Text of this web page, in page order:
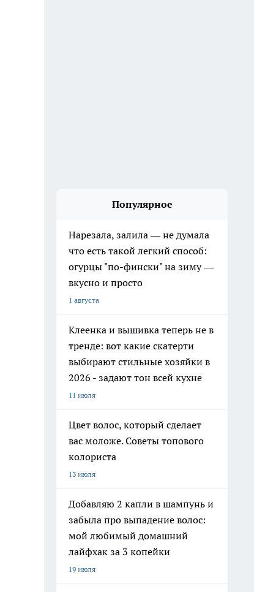
Популярное
Нарезала, залила — не думала
что есть такой легкий способ:
огурцы "по-фински" на зиму —
вкусно и просто
1 августа
Клеенка и вышивка теперь не в
тренде: вот какие скатерти
выбирают стильные хозяйки в
2026 - задают тон всей кухне
11 июля
Цвет волос, который сделает
вас моложе. Советы топового
колориста
13 июля
Добавляю 2 капли в шампунь и
забыла про выпадение волос:
мой любимый домашний
лайфхак за 3 копейки
19 июля